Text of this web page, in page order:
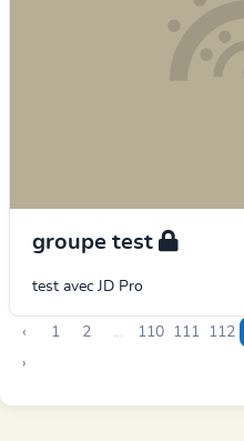
groupe test
test avec JD Pro
‹ 1 2 ... 110 111 112
›